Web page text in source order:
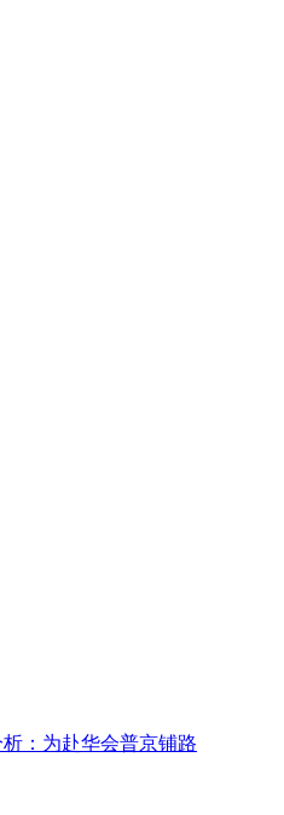
：为赴华会普京铺路